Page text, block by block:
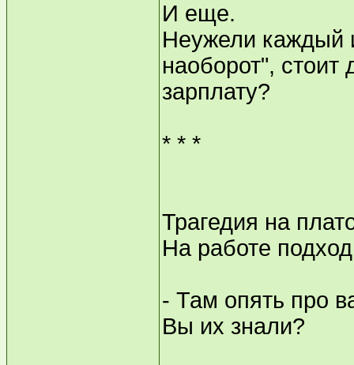
И еще.
Неужели каждый
наоборот", стоит
зарплату?
* * *
Трагедия на
На работе
- Там опять про
Вы их знали?